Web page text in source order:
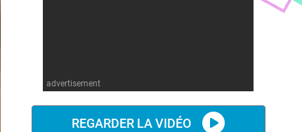
advertisement
REGARDER LA VIDÉO